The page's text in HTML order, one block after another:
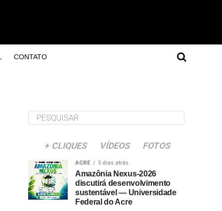
CONTATO
+ CLIQUES VÍDEOS FOTOS
ACRE 5 dias atrás
Amazônia Nexus-2026
discutirá desenvolvimento
sustentável — Universidade
Federal do Acre